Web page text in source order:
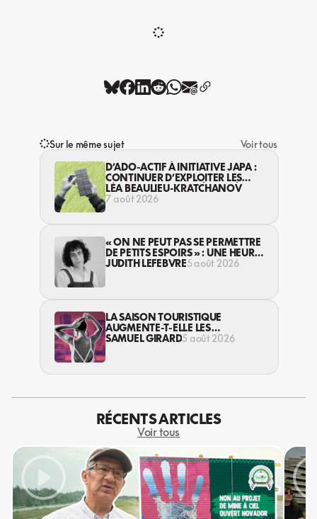
Sur le même sujet
Voir tous
D’ADO-ACTIF À INITIATIVE JAPA :
CONTINUER D’EXPLOITER LES
JEUNES… DANS LA LÉGALITÉ?
LÉA BEAULIEU-KRATCHANOV
7 août 2026
« ON NE PEUT PAS SE PERMETTRE
DE PETITS ESPOIRS » : UNE HEURE
AVEC AVI LEWIS
JUDITH LEFEBVRE5 août 2026
LA SAISON TOURISTIQUE
AUGMENTE-T-ELLE LES
VIOLENCES CONTRE LES
SAMUEL GIRARD5 août 2026
RÉCENTS ARTICLES
Voir tous